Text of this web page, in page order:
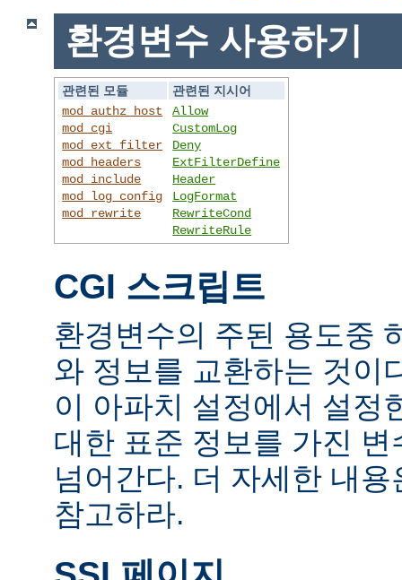
환경변수 사용하기
관련된 모듈
관련된 지시어
mod_authz_host
mod_cgi
mod_ext_filter
mod_headers
mod_include
mod_log_config
mod_rewrite
Allow
CustomLog
Deny
ExtFilterDefine
Header
LogFormat
RewriteCond
RewriteRule
CGI 스크립트
환경변수의 주된 용도중
와 정보를 교환하는 것이
이 아파치 설정에서 설정
대한 표준 정보를 가진
넘어간다. 더 자세한 내
참고하라.